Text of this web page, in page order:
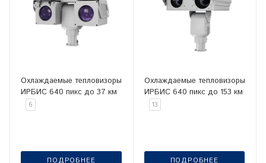
Охлаждаемые тепловизоры
ИРБИС 640 пикс до 37 км
6
ПОДРОБНЕЕ
Охлаждаемые тепловизоры
ИРБИС 640 пикс до 153 км
13
ПОДРОБНЕЕ